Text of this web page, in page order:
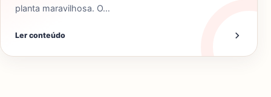
planta maravilhosa. O…
Ler conteúdo